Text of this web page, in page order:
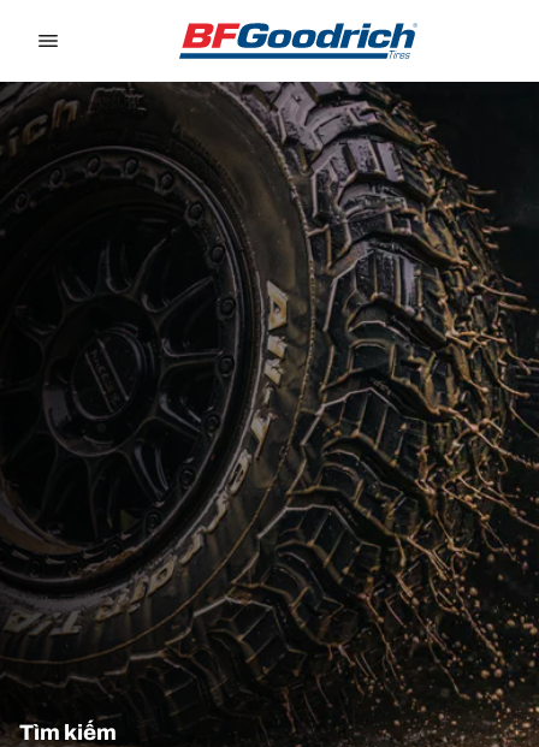
Tìm kiếm